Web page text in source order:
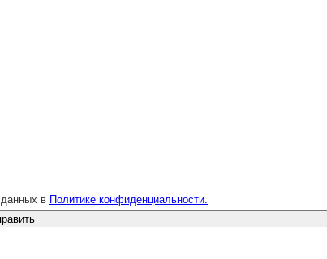
в Политике конфиденциальности.